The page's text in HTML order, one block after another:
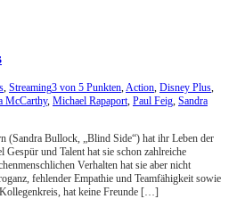
, Streaming3 von 5 Punkten,Action, Disney Plus,
McCarthy, Michael Rapaport, Paul Feig, Sandra
(Sandra Bullock, „Blind Side“) hat ihr Leben der
und Talent hat sie schon zahlreiche
Verhalten hat sie aber nicht
fehlender Empathie und Teamfähigkeit sowie
hat keine Freunde […]